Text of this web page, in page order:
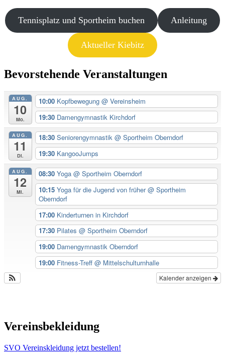
Tennisplatz und Sportheim buchen Anleitung
Aktueller Kiebitz
Bevorstehende Veranstaltungen
AUG.
10
Mo.
10:00 Kopfbewegung @ Vereinsheim
19:30 Damengymnastik Kirchdorf
AUG.
11
Di.
18:30 Seniorengymnastik @ Sportheim Oberndorf
19:30 KangooJumps
AUG.
12
Mi.
08:30 Yoga @ Sportheim Oberndorf
10:15 Yoga für die Jugend von früher@ Sportheim
Oberndorf
17:00 Kinderturnen in Kirchdorf
17:30 Pilates @ Sportheim Oberndorf
19:00 Damengymnastik Oberndorf
19:00 Fitness-Treff @ Mittelschulturnhalle
Kalender anzeigen
Vereinsbekleidung
SVO Vereinskleidung jetzt bestellen!